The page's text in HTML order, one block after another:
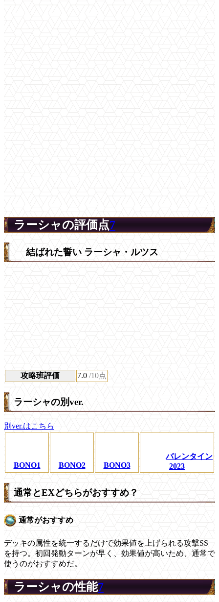
ラーシャの評価点7
結ばれた誓い ラーシャ・ルツス
攻略班評価 7.0 /10点
ラーシャの別ver.
別ver.はこちら
BONO1 BONO2 BONO3
バレンタイン
2023
通常とEXどちらがおすすめ？
通常がおすすめ
デッキの属性を統一するだけで効果値を上げられる攻撃SS
を持つ。初回発動ターンが早く、効果値が高いため、通常で
使うのがおすすめだ。
ラーシャの性能7